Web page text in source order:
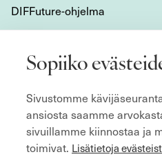
Sopiiko
Sivustomme
ansiosta saamme
sivuillamme kiinnostaa ja
toimivat. Lisätietoja
DIFFuture-ohjelma
Mikä DIF on?
Organisaatio
Hyvän hallitustyön kulmakivet
Säännöt